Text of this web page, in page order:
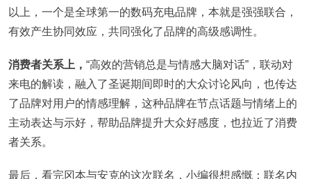
以上，一个是全球第一的数码充电品牌，本就是强强联合，
有效产生协同效应，共同强化了品牌的高级感调性。
消费者关系上， “高效的营销总是与情感大脑对话”，联动对
来电的解读，融入了圣诞期间即时的大众讨论风向，也传达
了品牌对用户的情感理解，这种品牌在节点话题与情绪上的
主动表达与示好，帮助品牌提升大众好感度，也拉近了消费
者关系。
最后，看完冈本与安克的这次联名，小编很想感慨：联名内